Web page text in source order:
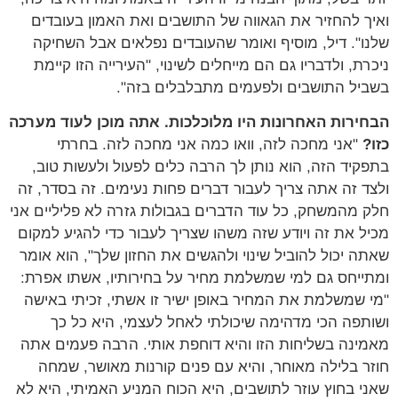
ואיך להחזיר את הגאווה של התושבים ואת האמון בעובדים
שלנו". דיל, מוסיף ואומר שהעובדים נפלאים אבל השחיקה
ניכרת, ולדבריו גם הם מייחלים לשינוי, "העירייה הזו קיימת
בשביל התושבים ולפעמים מתבלבלים בזה".
הבחירות האחרונות היו מלוכלכות. אתה מוכן לעוד מערכה
כזו? "אני מחכה לזה, וואו כמה אני מחכה לזה. בחרתי
בתפקיד הזה, הוא נותן לך הרבה כלים לפעול ולעשות טוב,
ולצד זה אתה צריך לעבור דברים פחות נעימים. זה בסדר, זה
חלק מהמשחק, כל עוד הדברים בגבולות גזרה לא פליליים אני
מכיל את זה ויודע שזה משהו שצריך לעבור כדי להגיע למקום
שאתה יכול להוביל שינוי ולהגשים את החזון שלך", הוא אומר
ומתייחס גם למי שמשלמת מחיר על בחירותיו, אשתו אפרת:
"מי שמשלמת את המחיר באופן ישיר זו אשתי, זכיתי באישה
ושותפה הכי מדהימה שיכולתי לאחל לעצמי, היא כל כך
מאמינה בשליחות הזו והיא דוחפת אותי. הרבה פעמים אתה
חוזר בלילה מאוחר, והיא עם פנים קורנות מאושר, שמחה
שאני בחוץ עוזר לתושבים, היא הכוח המניע האמיתי, היא לא